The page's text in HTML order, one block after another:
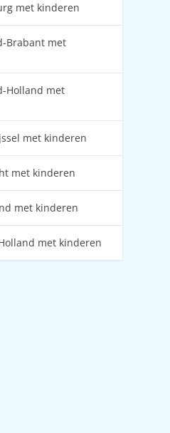
met kinderen
Brabant met
Holland met
met kinderen
met kinderen
met kinderen
met kinderen